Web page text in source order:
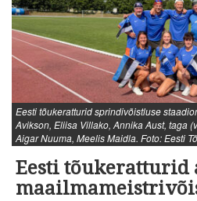
Eesti tõukeratturid sprindivõistluse
Avikson, Eliisa Villako, Annika Aust, taga
Aigar Nuuma, Meelis Maidla. Foto: Eesti
Eesti tõukeratturid